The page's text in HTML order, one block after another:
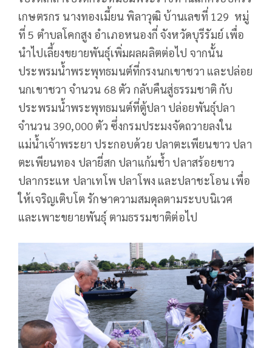
เกษตรกร นางทองเมี้ยน พิลาวุฒิ บ้านเลขที่ 129 หมู่
ที่ 5 ตำบลโคกสูง อำเภอหนองกี่ จังหวัดบุรีรัมย์ เพื่อ
นำไปเลี้ยงขยายพันธุ์เพิ่มผลผลิตต่อไป จากนั้น
ประพรมน้ำพระพุทธมนต์ที่กรงนกเขาชวา และปล่อย
นกเขาชวา จำนวน 68 ตัว กลับคืนสู่ธรรมชาติ กับ
ประพรมน้ำพระพุทธมนต์ที่ตู้ปลา ปล่อยพันธุ์ปลา
จำนวน 390,000 ตัว ซึ่งกรมประมงจัดถวายลงใน
แม่น้ำเจ้าพระยา ประกอบด้วย ปลาตะเพียนขาว ปลา
ตะเพียนทอง ปลายี่สก ปลาแก้มช้ำ ปลาสร้อยขาว
ปลากระแห ปลาเทโพ ปลาโพง และปลาชะโอน เพื่อ
ให้เจริญเติบโต รักษาความสมดุลตามระบบนิเวศ
และเพาะขยายพันธุ์ ตามธรรมชาติต่อไป